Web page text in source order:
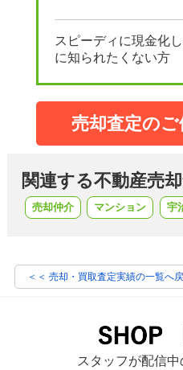
スピーディに現金化
に知られたくない方
売却査定の
関連する不動産売
売却仲介 マンション 宇
＜＜ 売却・買取査定実績の一覧へ
スタッフが配信